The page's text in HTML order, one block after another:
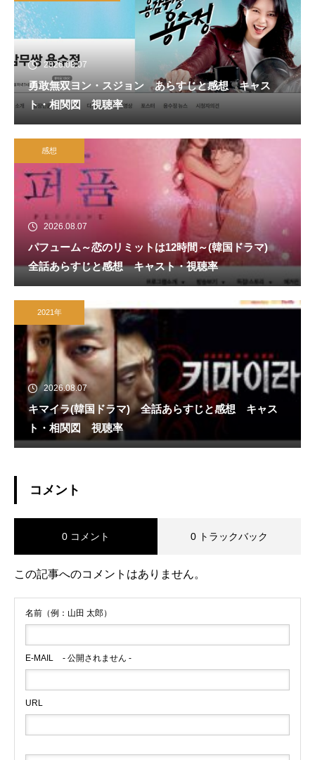
2026.08.07
勇敢無双ヨン・スジョン あらすじと感想 キャス
ト・相関図 視聴率
感想
2026.08.07
パフューム～恋のリミットは12時間～(韓国ドラマ)
全話あらすじと感想 キャスト・視聴率
2021年
2026.08.07
キマイラ(韓国ドラマ) 全話あらすじと感想 キャス
ト・相関図 視聴率
コメント
0 コメント 0 トラックバック
この記事へのコメントはありません。
名前（例：山田 太郎）
E-MAIL - 公開されません -
URL